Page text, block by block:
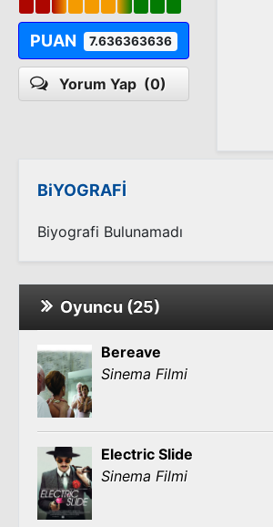
PUAN 7.636363636
Yorum Yap (0)
BiYOGRAFİ
Biyografi Bulunamadı
Oyuncu (25)
Bereave
Sinema Filmi
Electric Slide
Sinema Filmi